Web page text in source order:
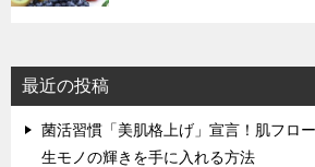
最近の投稿
菌活習慣「美肌格上げ」宣言！肌フロ
生モノの輝きを手に入れる方法